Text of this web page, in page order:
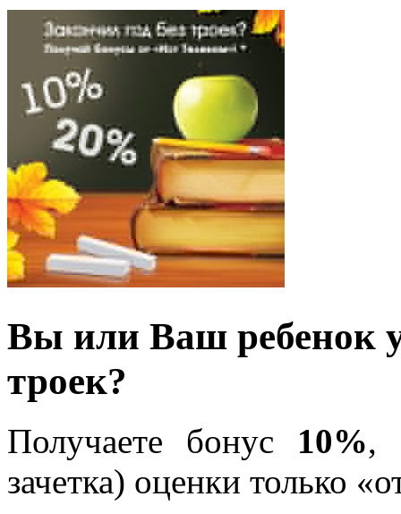
Вы или Ваш ребенок
троек?
Получаете бонус 10%,
зачетка) оценки только